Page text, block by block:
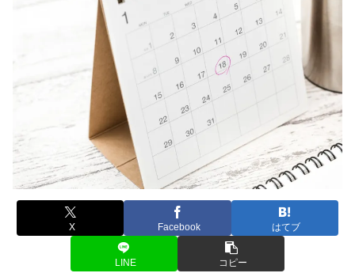
X Facebook はてブ
LINE コピー